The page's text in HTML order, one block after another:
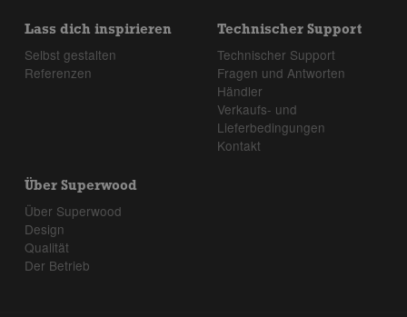
Lass dich inspirieren
Selbst gestalten
Referenzen
Technischer Support
Technischer Support
Fragen und Antworten
Händler
Verkaufs- und
Lieferbedingungen
Kontakt
Über Superwood
Über Superwood
Design
Qualität
Der Betrieb